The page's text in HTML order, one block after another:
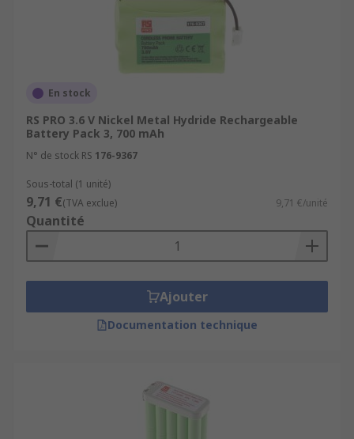
En stock
RS PRO 3.6 V Nickel Metal Hydride Rechargeable
Battery Pack 3, 700 mAh
N° de stock RS 176-9367
Sous-total (1 unité)
9,71 €(TVA exclue) 9,71 €/unité
Quantité
Ajouter
Documentation technique